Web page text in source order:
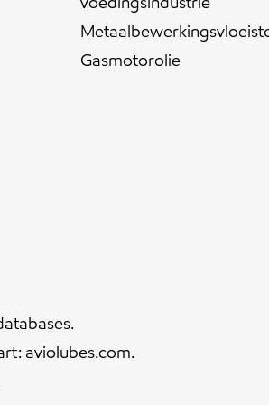
Gasmotorolie
.
aviolubes.com.